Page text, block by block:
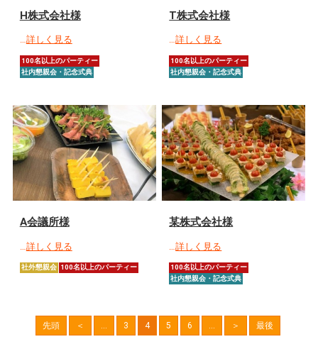
H株式会社様
…詳しく見る
100名以上のパーティー
社内懇親会・記念式典
T株式会社様
…詳しく見る
100名以上のパーティー
社内懇親会・記念式典
A会議所様
詳しく見る
社外懇親会 100名以上のパーティー
某株式会社様
…詳しく見る
100名以上のパーティー
社内懇親会・記念式典
先頭 ＜ 3 4 5 6 ＞ 最後